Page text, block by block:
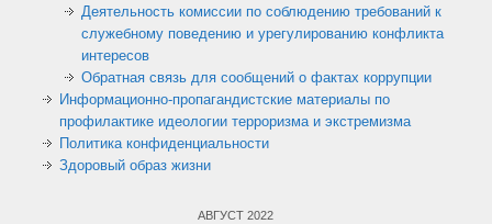
Деятельность комиссии по соблюдению требований к
служебному поведению и урегулированию конфликта
интересов
Обратная связь для сообщений о фактах коррупции
Информационно-пропагандистские материалы по
профилактике идеологии терроризма и экстремизма
Политика конфиденциальности
Здоровый образ жизни
АВГУСТ 2022